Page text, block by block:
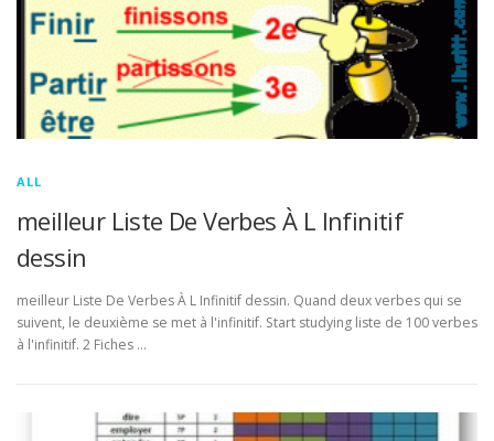
ALL
meilleur Liste De Verbes À L Infinitif
dessin
meilleur Liste De Verbes À L Infinitif dessin. Quand deux verbes qui se
suivent, le deuxième se met à l'infinitif. Start studying liste de 100 verbes
à l'infinitif. 2 Fiches …